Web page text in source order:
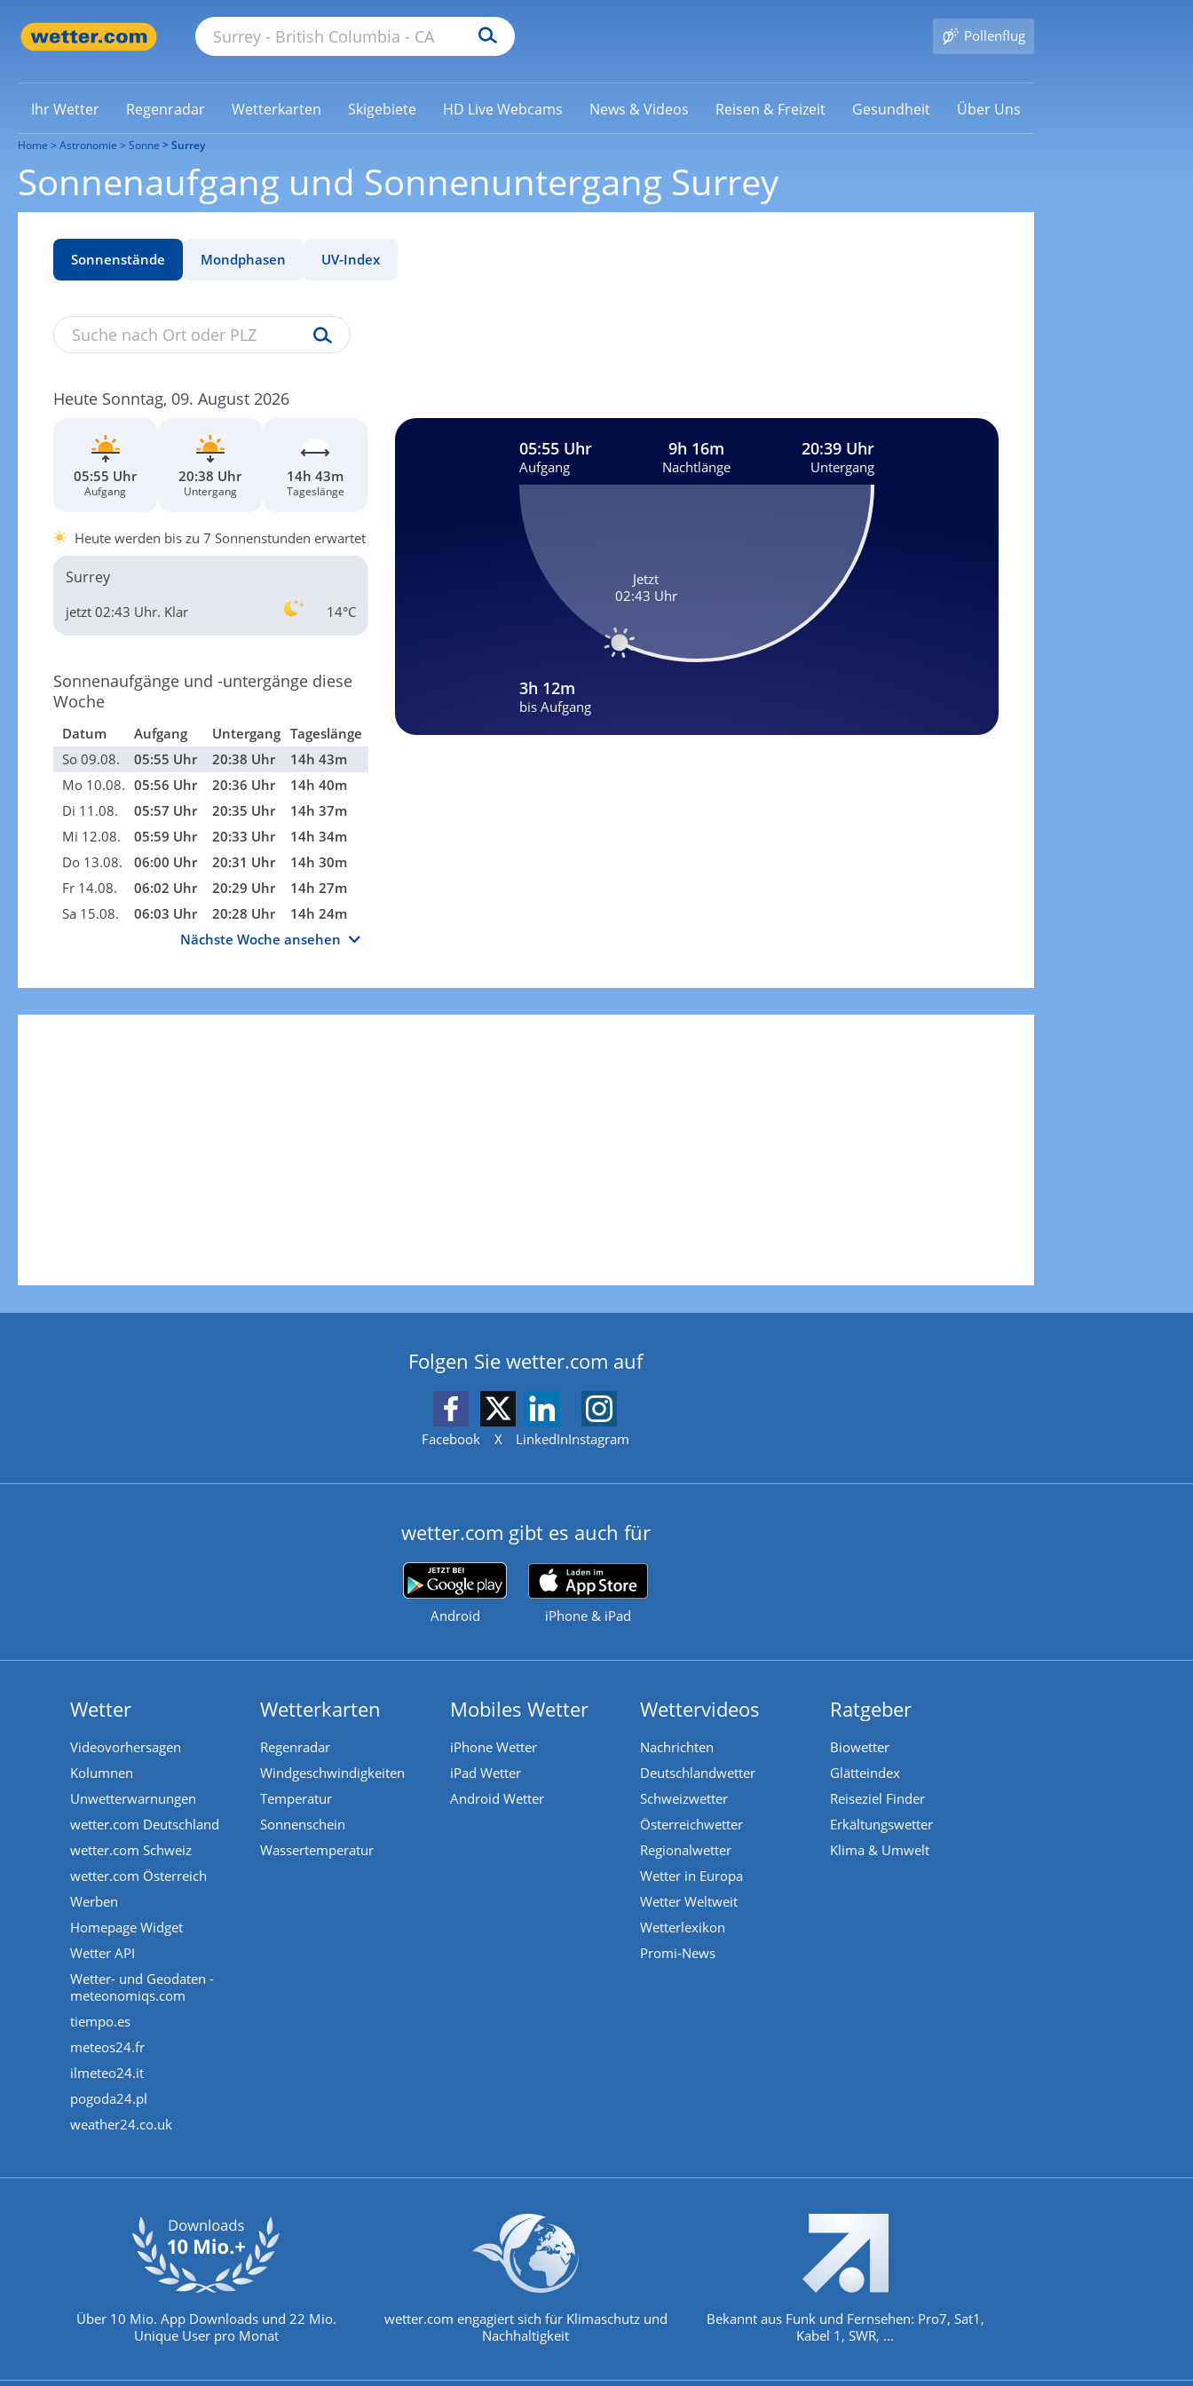
Pollenflug
Ihr Wetter Regenradar Wetterkarten Skigebiete HD Live Webcams News & Videos Reisen & Freizeit Gesundheit Über Uns
Home Astronomie Sonne Surrey
Sonnenaufgang und Sonnenuntergang Surrey
Sonnenstände Mondphasen UV-Index
Heute Sonntag, 09. August 2026
05:55 Uhr
Aufgang
20:38 Uhr
Untergang
14h 43m
Tageslänge
Heute werden bis zu 7 Sonnenstunden erwartet
Surrey
14°C
jetzt 02:43 Uhr. Klar
Sonnenaufgänge und -untergänge diese
Woche
Datum Aufgang Untergang Tageslänge
So 09.08.
05:55 Uhr 20:38 Uhr
14h 43m
Mo 10.08. 05:56 Uhr 20:36 Uhr
14h 40m
Di 11.08.
05:57 Uhr 20:35 Uhr
14h 37m
Mi 12.08.
05:59 Uhr 20:33 Uhr
14h 34m
Do 13.08.
06:00 Uhr 20:31 Uhr
14h 30m
Fr 14.08.
06:02 Uhr 20:29 Uhr
14h 27m
Sa 15.08.
06:03 Uhr 20:28 Uhr
14h 24m
Nächste Woche ansehen
3h 12m
bis Aufgang
Jetzt
02:43 Uhr
05:55 Uhr
Aufgang
9h 16m
Nachtlänge
20:39 Uhr
Untergang
Folgen Sie wetter.com auf
Facebook X LinkedInInstagram
wetter.com gibt es auch für
Android iPhone & iPad
Wetter
Videovorhersagen
Kolumnen
Unwetterwarnungen
wetter.com Deutschland
wetter.com Schweiz
wetter.com Österreich
Werben
Homepage Widget
Wetter API
Wetter- und Geodaten -
meteonomiqs.com
tiempo.es
meteos24.fr
ilmeteo24.it
pogoda24.pl
weather24.co.uk
Wetterkarten
Regenradar
Windgeschwindigkeiten
Temperatur
Sonnenschein
Wassertemperatur
Mobiles Wetter
iPhone Wetter
iPad Wetter
Android Wetter
Wettervideos
Nachrichten
Deutschlandwetter
Schweizwetter
Österreichwetter
Regionalwetter
Wetter in Europa
Wetter Weltweit
Wetterlexikon
Promi-News
Ratgeber
Biowetter
Glätteindex
Reiseziel Finder
Erkältungswetter
Klima & Umwelt
Über 10 Mio. App Downloads und 22 Mio.
Unique User pro Monat
wetter.com engagiert sich für Klimaschutz und
Nachhaltigkeit
Bekannt aus Funk und Fernsehen: Pro7, Sat1,
Kabel 1, SWR, ...